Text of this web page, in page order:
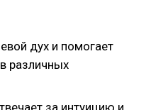
дух и помогает
различных
за интуицию и